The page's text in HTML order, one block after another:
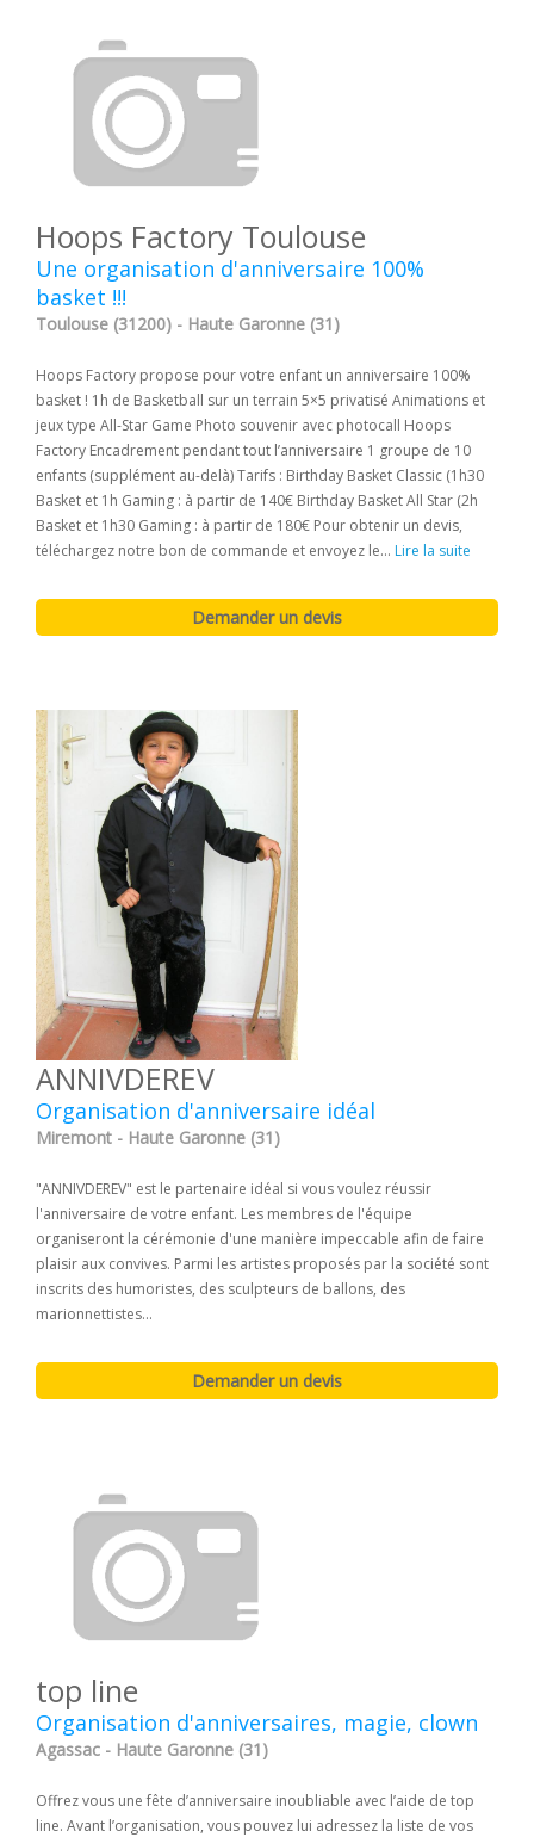
Hoops Factory Toulouse
Une organisation d'anniversaire 100%
basket !!!
Toulouse (31200) - Haute Garonne (31)
Hoops Factory propose pour votre enfant un anniversaire 100%
basket ! 1h de Basketball sur un terrain 5×5 privatisé Animations et
jeux type All-Star Game Photo souvenir avec photocall Hoops
Factory Encadrement pendant tout l’anniversaire 1 groupe de 10
enfants (supplément au-delà) Tarifs : Birthday Basket Classic (1h30
Basket et 1h Gaming : à partir de 140€ Birthday Basket All Star (2h
Basket et 1h30 Gaming : à partir de 180€ Pour obtenir un devis,
téléchargez notre bon de commande et envoyez le... Lire la suite
ANNIVDEREV
Organisation d'anniversaire idéal
Miremont - Haute Garonne (31)
"ANNIVDEREV" est le partenaire idéal si vous voulez réussir
l'anniversaire de votre enfant. Les membres de l'équipe
organiseront la cérémonie d'une manière impeccable afin de faire
plaisir aux convives. Parmi les artistes proposés par la société sont
inscrits des humoristes, des sculpteurs de ballons, des
marionnettistes...
top line
Organisation d'anniversaires, magie, clown
Agassac - Haute Garonne (31)
Offrez vous une fête d’anniversaire inoubliable avec l’aide de top
line. Avant l’organisation, vous pouvez lui adressez la liste de vos